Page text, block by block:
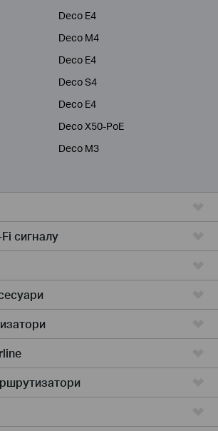
Deco E4
Deco M4
Deco E4
Deco S4
Deco E4
Deco X50-PoE
Deco M3
сигналу